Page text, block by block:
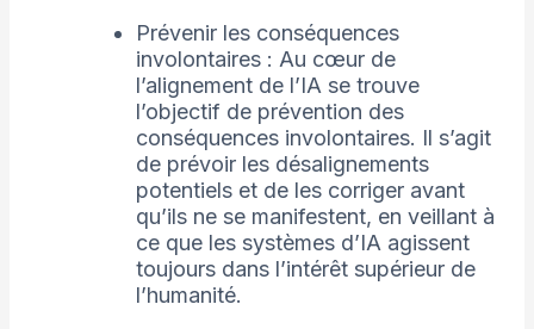
Prévenir les conséquences
involontaires : Au cœur de
l’alignement de l’IA se trouve
l’objectif de prévention des
conséquences involontaires. Il s’agit
de prévoir les désalignements
potentiels et de les corriger avant
qu’ils ne se manifestent, en veillant à
ce que les systèmes d’IA agissent
toujours dans l’intérêt supérieur de
l’humanité.